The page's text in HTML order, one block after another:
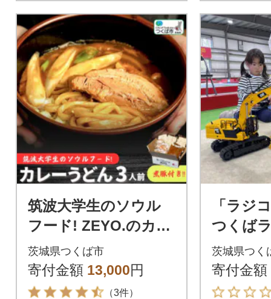
筑波大学生のソウル
フード! ZEYO.のカレ
ーうどん 3人前(煮豚
付き)
茨城県つくば市
寄付金額 13,000円
（3件）
「ラジ
つくば
ク(レン
1時間ご
分
茨城県つく
寄付金額